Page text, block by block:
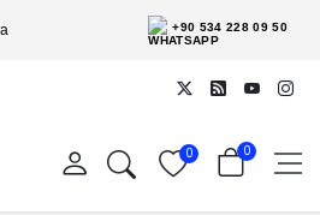
+90 534 228 09 50
0 0